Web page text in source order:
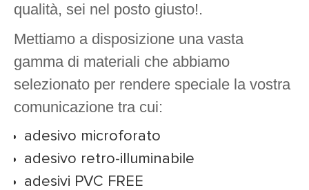
qualità, sei nel posto giusto!.
Mettiamo a disposizione una vasta
gamma di materiali che abbiamo
selezionato per rendere speciale la vostra
comunicazione tra cui:
adesivo microforato
adesivo retro-illuminabile
adesivi PVC FREE